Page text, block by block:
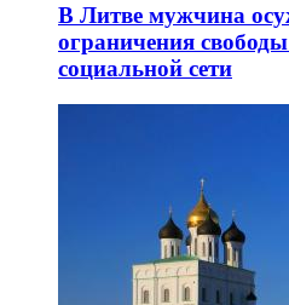
В Литве мужчина
ограничения
социальной сети